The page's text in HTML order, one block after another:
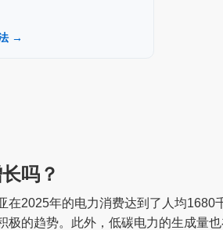
→
吗？
在2025年的电力消费达到了人均
极的趋势。此外，低碳电力的生成量